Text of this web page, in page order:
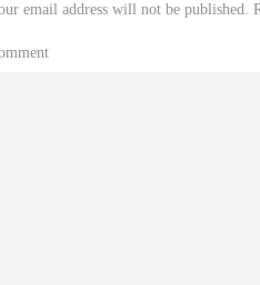
email address will not be published.